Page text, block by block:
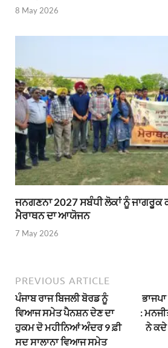
8 May 2026
ਜਨਗਣਨਾ 2027 ਸਬੰਧੀ ਲੋਕਾਂ ਨੂੰ
ਮੈਰਾਥਨ ਦਾ ਆਯੋਜਨ
7 May 2026
PREVIOUS ARTICLE
ਪੰਜਾਬ ਰਾਜ ਬਿਜਲੀ ਬੋਰਡ ਨੂੰ
ਵਿਆਜ ਸਮੇਤ ਪੈਨਸ਼ਨ ਦੇਣ ਦਾ
ਹੁਕਮ ਦੋ ਮਹੀਨਿਆਂ ਅੰਦਰ 9 ਫ਼ੀ
ਸਦ ਸਾਲਾਨਾ ਵਿਆਜ ਸਮੇਤ
:
ਨੇ ਕਦੇ